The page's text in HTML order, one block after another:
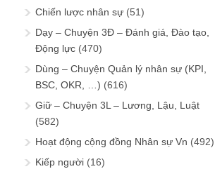
Chiến lược nhân sự (51)
Dạy – Chuyện 3Đ – Đánh giá, Đào tạo,
Động lực (470)
Dùng – Chuyện Quản lý nhân sự (KPI,
BSC, OKR, …) (616)
Giữ – Chuyện 3L – Lương, Lậu, Luật
(582)
Hoạt động cộng đồng Nhân sự Vn (492)
Kiếp người (16)